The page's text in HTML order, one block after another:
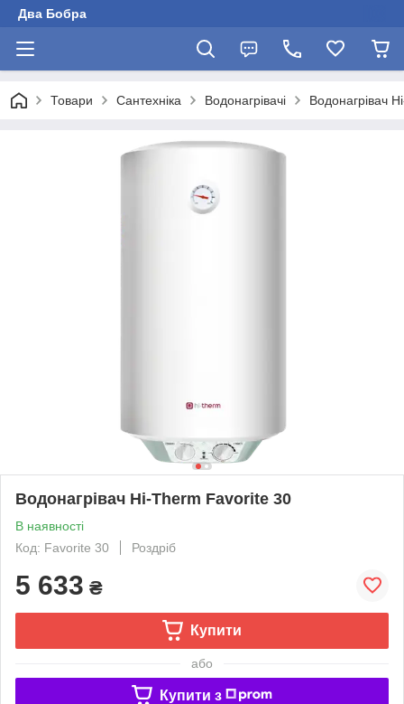
Два Бобра
Товари Сантехніка Водонагрівачі Водонагрівач
Водонагрівач Hi-Therm Favorite 30
В наявності
Код: Favorite 30
Роздріб
5 633 ₴
Купити
або
Купити з